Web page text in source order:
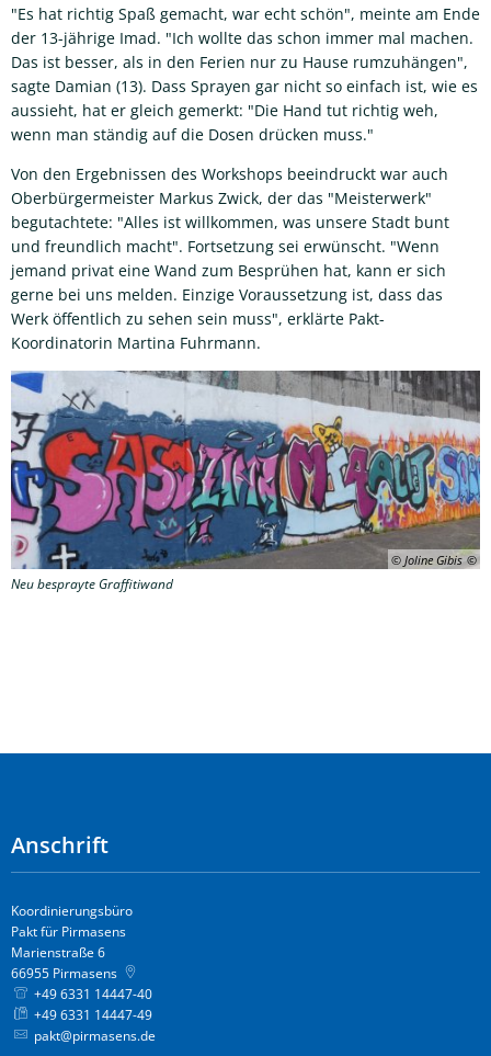
"Es hat richtig Spaß gemacht, war echt schön", meinte am Ende
der 13-jährige Imad. "Ich wollte das schon immer mal machen.
Das ist besser, als in den Ferien nur zu Hause rumzuhängen",
sagte Damian (13). Dass Sprayen gar nicht so einfach ist, wie es
aussieht, hat er gleich gemerkt: "Die Hand tut richtig weh,
wenn man ständig auf die Dosen drücken muss."
Von den Ergebnissen des Workshops beeindruckt war auch
Oberbürgermeister Markus Zwick, der das "Meisterwerk"
begutachtete: "Alles ist willkommen, was unsere Stadt bunt
und freundlich macht". Fortsetzung sei erwünscht. "Wenn
jemand privat eine Wand zum Besprühen hat, kann er sich
gerne bei uns melden. Einzige Voraussetzung ist, dass das
Werk öffentlich zu sehen sein muss", erklärte Pakt-
Koordinatorin Martina Fuhrmann.
© Joline Gibis
Neu besprayte Graffitiwand
Anschrift
Koordinierungsbüro
Pakt für Pirmasens
Marienstraße 6
66955 Pirmasens
+49 6331 14447-40
+49 6331 14447-49
pakt@pirmasens.de